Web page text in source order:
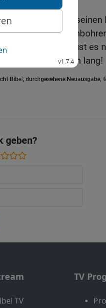
Markt verkaufen?
du mit Speeren
seinen Kopf
es doch an – du tust es
du ein Leben lang!
Bibel, durchgesehene
geben?
TV
TV